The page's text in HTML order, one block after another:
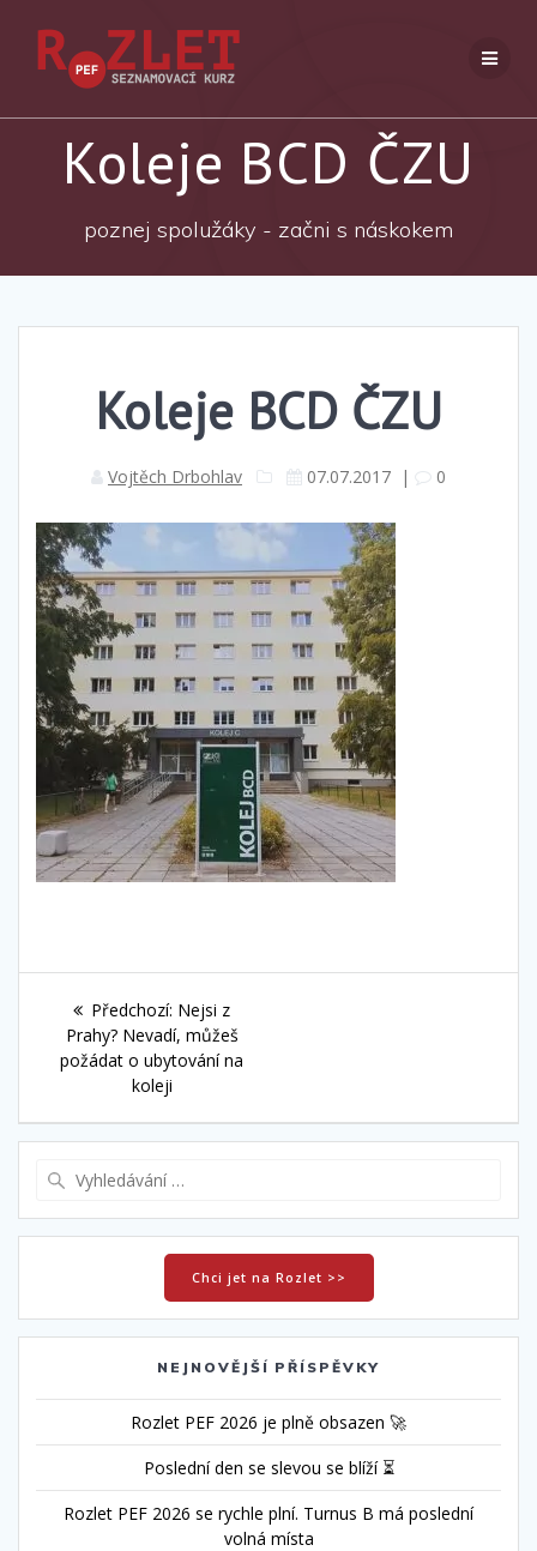
Koleje BCD ČZU
poznej spolužáky - začni s náskokem
Koleje BCD ČZU
Vojtěch Drbohlav 07.07.2017 | 0
Navigace
pro
příspěvek
Předchozí: Předchozí
příspěvek:
Nejsi z
Prahy? Nevadí, můžeš
požádat o ubytování na
koleji
Chci jet na Rozlet >>
NEJNOVĚJŠÍ PŘÍSPĚVKY
Rozlet PEF 2026 je plně obsazen 🚀
Poslední den se slevou se blíží ⏳
Rozlet PEF 2026 se rychle plní. Turnus B má poslední
volná místa